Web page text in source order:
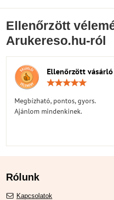
Ellenőrzött
Arukereso.hu-ról
Ellenőrzött vásárló
Megbízható, pontos, gyors.
Ajánlom mindenkinek.
Rólunk
Kapcsolatok